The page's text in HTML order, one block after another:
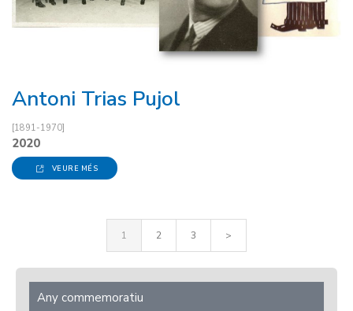
Antoni Trias Pujol
[1891-1970]
2020
VEURE MÉS
1 2 3 >
Any commemoratiu